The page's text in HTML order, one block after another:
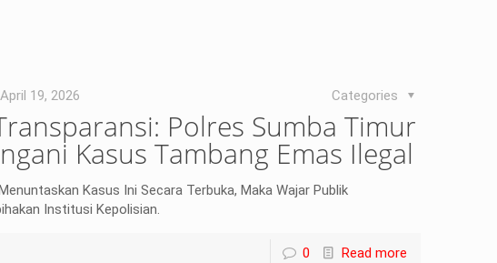
April 19, 2026 Categories
Polres Sumba Timur
Kasus Tambang Emas Ilegal
Kasus Ini Secara Terbuka, Maka Wajar Publik
Institusi Kepolisian.
0 Read more